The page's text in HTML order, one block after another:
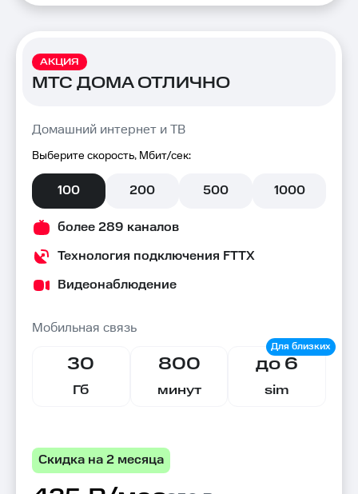
АКЦИЯ
МТС ДОМА ОТЛИЧНО
Домашний интернет и ТВ
Выберите скорость, Мбит/сек:
100 200 500 1000
более 289 каналов
Технология подключения FTTX
Видеонаблюдение
Мобильная связь
30
Гб
800
минут
до 6
sim
Скидка на 2 месяца